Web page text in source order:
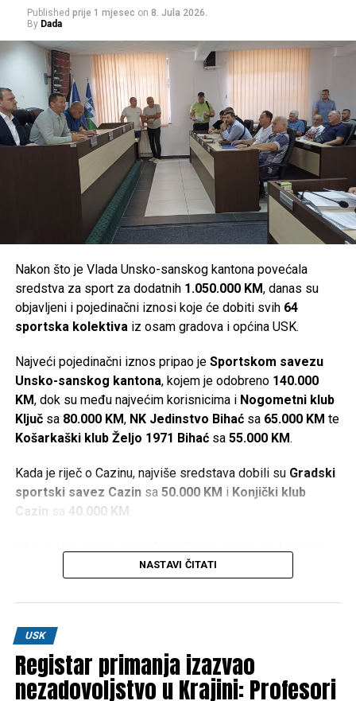
e, Obavještajno-sigurnosne agencije Bosne i Hercegovine
(OSA BiH) i Ministarstva unutrašnjih poslova Unsko-
sanskog kantona.
Share Post
Share
Tweet Share
Mail
Published prije 1 mjesec on 8. Jula 2026.
By Dada
Nakon što je Vlada Unsko-sanskog kantona povećala
sredstva za sport za dodatnih 1.050.000 KM, danas su
objavljeni i pojedinačni iznosi koje će dobiti svih 64
sportska kolektivaiz osam gradova i općina USK.
Najveći pojedinačni iznos pripao je Sportskom savezu
Unsko-sanskog kantona, kojem je odobreno 140.000
KM, dok su među najvećim korisnicima i Nogometni klub
Ključsa 80.000 KM, NK Jedinstvo Bihaćsa 65.000 KM te
Košarkaški klub Željo 1971 Bihaćsa 55.000 KM.
Kada je riječ o Cazinu, najviše sredstava dobili su Gradski
sportski savez Cazinsa 50.000 KM i Konjički klub
Cazin sa 40.000 KM
iznosa, u dostupnim informacijama nisu navedeni kriteriji
pojedini sportski kolektiv.
Najveći pojedinačni iznosi
Sportski savez USK –140.000 KM
NASTAVI ČITATI
USK
Registar primanja izazvao
nezadovoljstvo u Krajini: Profesori